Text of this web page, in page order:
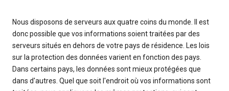
Nous disposons de serveurs aux quatre coins du monde. Il est
donc possible que vos informations soient traitées par des
serveurs situés en dehors de votre pays de résidence. Les lois
sur la protection des données varient en fonction des pays.
Dans certains pays, les données sont mieux protégées que
dans d'autres. Quel que soit l'endroit où vos informations sont